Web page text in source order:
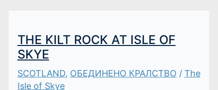
THE KILT ROCK AT ISLE OF
SKYE
SCOTLAND, ОБЕДИНЕНО КРАЛСТВО / The
Isle of Skye